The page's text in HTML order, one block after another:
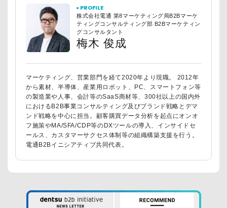
PROFILE
株式会社電通 第8マーケティング局B2Bマーケ
ティングコンサルティング部 B2Bマーケティン
グコンサルタント
梅木 俊成
マーケティング、営業部門を経て2020年より現職。 2012年
から素材、半導体、産業用ロボット、PC、スマートフォン等
の製造業や人事、会計等のSaaS商材等、300社以上の国内外
におけるB2B事業コンサルティング及びブランド戦略とデマ
ンド戦略を中心に担当。顧客購買データ分析を起点にオンオ
フ施策やMA/SFA/CDP等のDXツールの導入、インサイドセ
ールス、カスタマーサクセス体制等の組織構築支援を行う。
電通B2Bイニシアティブ共同代表。